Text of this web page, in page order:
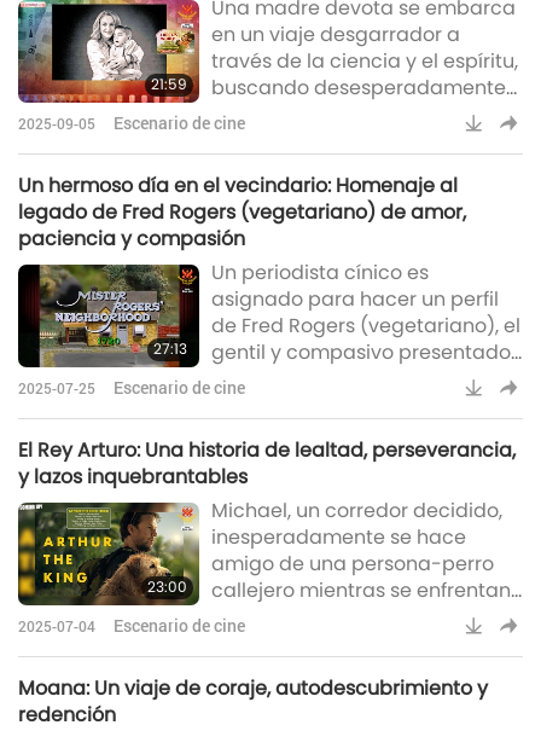
personales con amantes de los
animales, rescatistas y
cuidadores de todas las
edades.
21:59
Una madre devota se embarca
en un viaje desgarrador a
través de la ciencia y el espíritu,
buscando desesperadamente
tratamientos para la parálisis
cerebral de su hijo. Su amor
suficiente la esperanza?
2025-09-05 Escenario de cine
Un hermoso día en el vecindario: Homenaje al
legado de Fred Rogers (vegetariano) de amor,
paciencia y compasión
27:13
Un periodista cínico es
asignado para hacer un perfil
de Fred Rogers (vegetariano), el
gentil y compasivo presentador
de televisión de un
emblemático programa infantil.
amistad, aprende profundas
lecciones sobre la bondad, el
perdón, y el poder del amor.
2025-07-25 Escenario de cine
El Rey Arturo: Una historia de lealtad, perseverancia,
y lazos inquebrantables
23:00
Michael, un corredor decidido,
inesperadamente se hace
amigo de una persona-perro
callejero mientras se enfrentan
a la carrera de resistencia más
dura del mundo. Unidos por la
viaje se convierte en una
2025-07-04 Escenario de cine
Moana: Un viaje de coraje, autodescubrimiento y
redención